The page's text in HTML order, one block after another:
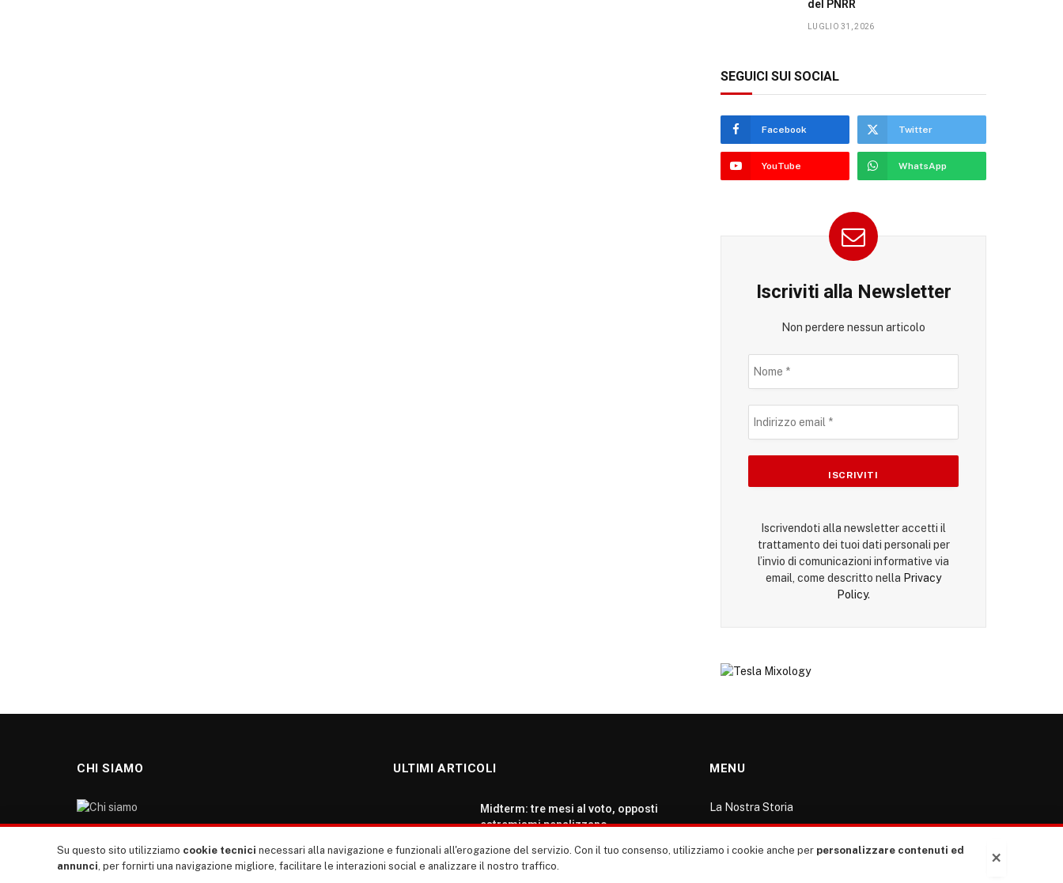
del PNRR
LUGLIO 31, 2026
SEGUICI SUI SOCIAL
Facebook Twitter
YouTube WhatsApp
Iscriviti alla Newsletter
Non perdere nessun articolo
Iscrivendoti alla newsletter accetti il
trattamento dei tuoi dati personali per
l’invio di comunicazioni informative via
email, come descritto nella Privacy
Policy.
CHI SIAMO
nostro sito giornale è l’erede di “TUTTI”: giornale
ULTIMI ARTICOLI
Midterm: tre mesi al voto, opposti
estremismi penalizzano
AGOSTO 5, 2026
MENU
La Nostra Storia
ventitrenta
×
Su questo sito utilizziamo cookie tecnici necessari alla navigazione e funzionali all'erogazione del servizio. Con il tuo consenso, utilizziamo i cookie anche per personalizzare contenuti ed
annunci, per fornirti una navigazione migliore, facilitare le interazioni social e analizzare il nostro traffico.